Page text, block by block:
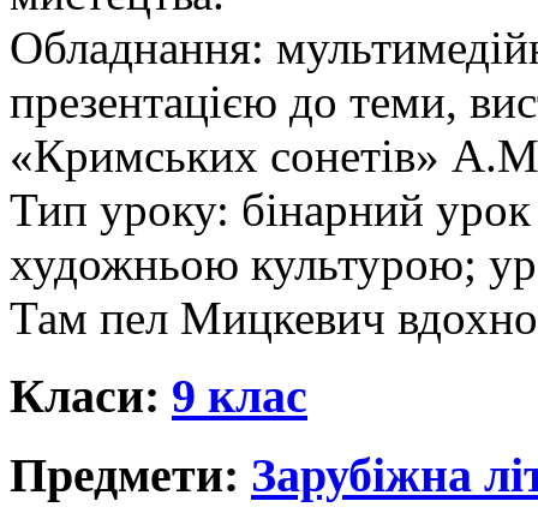
Обладнання:
презентацією до теми,
«Кримських сонетів»
Тип уроку: бінарний урок
художньою культурою;
Там пел Мицкевич
Класи: 9 клас
Предмети: Зарубіжна